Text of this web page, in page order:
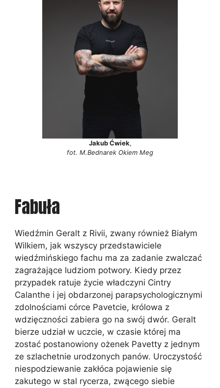
Jakub Ćwiek,
fot. M.Bednarek Okiem Meg
Fabuła
Wiedźmin Geralt z Rivii, zwany również Białym
Wilkiem, jak wszyscy przedstawiciele
wiedźmińskiego fachu ma za zadanie zwalczać
zagrażające ludziom potwory. Kiedy przez
przypadek ratuje życie władczyni Cintry
Calanthe i jej obdarzonej parapsychologicznymi
zdolnościami córce Pavetcie, królowa z
wdzięczności zabiera go na swój dwór. Geralt
bierze udział w uczcie, w czasie której ma
zostać postanowiony ożenek Pavetty z jednym
ze szlachetnie urodzonych panów. Uroczystość
niespodziewanie zakłóca pojawienie się
zakutego w stal rycerza, zwącego siebie